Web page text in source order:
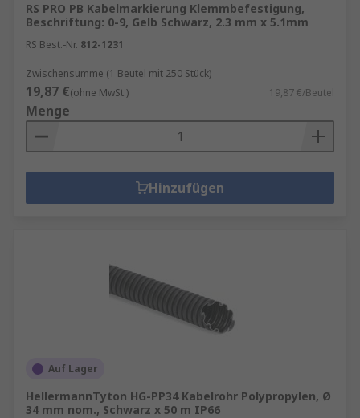
RS PRO PB Kabelmarkierung Klemmbefestigung,
Beschriftung: 0-9, Gelb Schwarz, 2.3 mm x 5.1mm
RS Best.-Nr. 812-1231
Zwischensumme (1 Beutel mit 250 Stück)
19,87 €(ohne MwSt.) 19,87 €/Beutel
Menge
Hinzufügen
Auf Lager
HellermannTyton HG-PP34 Kabelrohr Polypropylen, Ø
34 mm nom., Schwarz x 50 m IP66